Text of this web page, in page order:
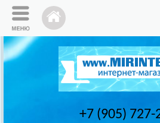
+7 (905) 727-